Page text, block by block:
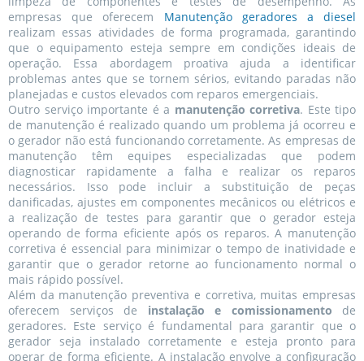
empresas que oferecem Manutenção geradores a diesel
realizam essas atividades de forma programada, garantindo
que o equipamento esteja sempre em condições ideais de
operação. Essa abordagem proativa ajuda a identificar
problemas antes que se tornem sérios, evitando paradas não
planejadas e custos elevados com reparos emergenciais.
Outro serviço importante é a manutenção corretiva. Este tipo
de manutenção é realizado quando um problema já ocorreu e
o gerador não está funcionando corretamente. As empresas de
manutenção têm equipes especializadas que podem
diagnosticar rapidamente a falha e realizar os reparos
necessários. Isso pode incluir a substituição de peças
danificadas, ajustes em componentes mecânicos ou elétricos e
a realização de testes para garantir que o gerador esteja
operando de forma eficiente após os reparos. A manutenção
corretiva é essencial para minimizar o tempo de inatividade e
garantir que o gerador retorne ao funcionamento normal o
mais rápido possível.
Além da manutenção preventiva e corretiva, muitas empresas
oferecem serviços de instalação e comissionamento de
geradores. Este serviço é fundamental para garantir que o
gerador seja instalado corretamente e esteja pronto para
operar de forma eficiente. A instalação envolve a configuração